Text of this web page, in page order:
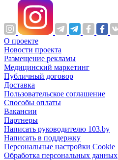
О проекте
Новости проекта
Размещение рекламы
Медицинский маркетинг
Публичный договор
Доставка
Пользовательское соглашение
Способы оплаты
Вакансии
Партнеры
Написать руководителю 103.by
Написать в поддержку
Персональные настройки Cookie
Обработка персональных данных